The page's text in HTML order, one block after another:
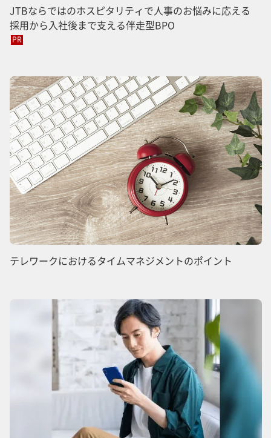
JTBならではのホスピタリティで人事のお悩みに応える
採用から入社後まで支える伴走型BPO
PR
テレワークにおけるタイムマネジメントのポイント